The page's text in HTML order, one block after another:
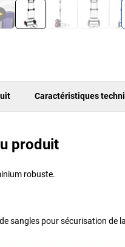
Caractéristiques
produit
robuste.
sangles pour sécurisation de